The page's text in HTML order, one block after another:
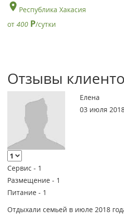
Республика Хакасия
от 400 Р/сутки
Отзывы
Елена
03 июля
Сервис - 1
Размещение - 1
Питание - 1
Отдыхали семьей в июле 2018